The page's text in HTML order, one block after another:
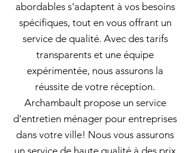
abordables s'adaptent à vos besoins
spécifiques, tout en vous offrant un
service de qualité. Avec des tarifs
transparents et une équipe
expérimentée, nous assurons la
réussite de votre réception.
Archambault propose un service
d'entretien ménager pour entreprises
dans votre ville! Nous vous assurons
un service de haute qualité à des prix